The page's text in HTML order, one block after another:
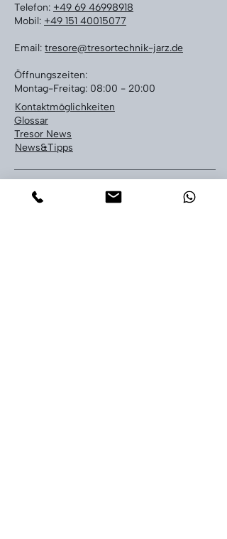
Telefon: +49 69 46998918
Mobil: +49 151 40015077
Email: tresore@tresortechnik-jarz.de
Öffnungszeiten:
Montag-Freitag: 08:00 - 20:00
Kontaktmöglichkeiten
Glossar
Tresor News
News&Tipps
LEISTUNGEN
Tresoröffnung bundesweit